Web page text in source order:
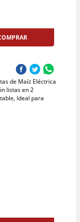
de Maíz Eléctrica
listas en 2
Ideal para